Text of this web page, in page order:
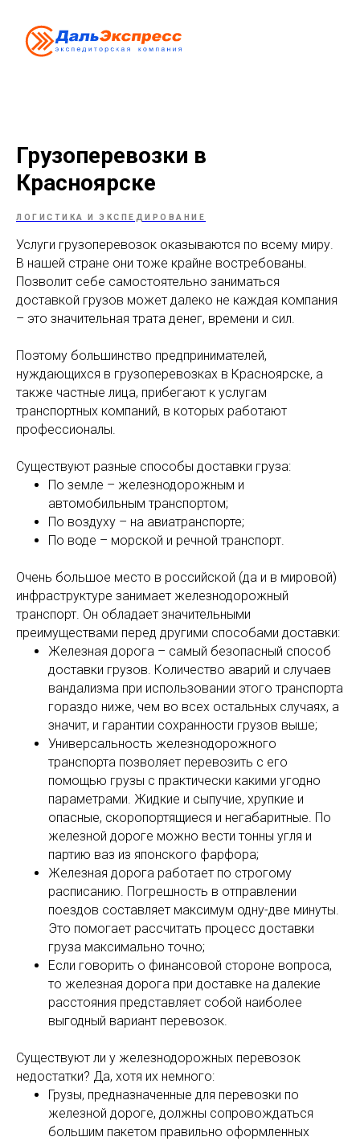
Грузоперевозки в
Красноярске
ЛОГИСТИКА И ЭКСПЕДИРОВАНИЕ
Услуги грузоперевозок оказываются по всему миру.
В нашей стране они тоже крайне востребованы.
Позволит себе самостоятельно заниматься
доставкой грузов может далеко не каждая компания
– это значительная трата денег, времени и сил.
Поэтому большинство предпринимателей,
нуждающихся в грузоперевозках в Красноярске, а
также частные лица, прибегают к услугам
транспортных компаний, в которых работают
профессионалы.
Существуют разные способы доставки груза:
По земле – железнодорожным и
автомобильным транспортом;
По воздуху – на авиатранспорте;
По воде – морской и речной транспорт.
Очень большое место в российской (да и в мировой)
инфраструктуре занимает железнодорожный
транспорт. Он обладает значительными
преимуществами перед другими способами доставки:
Железная дорога – самый безопасный способ
доставки грузов. Количество аварий и случаев
вандализма при использовании этого транспорта
гораздо ниже, чем во всех остальных случаях, а
значит, и гарантии сохранности грузов выше;
Универсальность железнодорожного
транспорта позволяет перевозить с его
помощью грузы с практически какими угодно
параметрами. Жидкие и сыпучие, хрупкие и
опасные, скоропортящиеся и негабаритные. По
железной дороге можно вести тонны угля и
партию ваз из японского фарфора;
Железная дорога работает по строгому
расписанию. Погрешность в отправлении
поездов составляет максимум одну-две минуты.
Это помогает рассчитать процесс доставки
груза максимально точно;
Если говорить о финансовой стороне вопроса,
то железная дорога при доставке на далекие
расстояния представляет собой наиболее
выгодный вариант перевозок.
Существуют ли у железнодорожных перевозок
недостатки? Да, хотя их немного:
Грузы, предназначенные для перевозки по
железной дороге, должны сопровождаться
большим пакетом правильно оформленных